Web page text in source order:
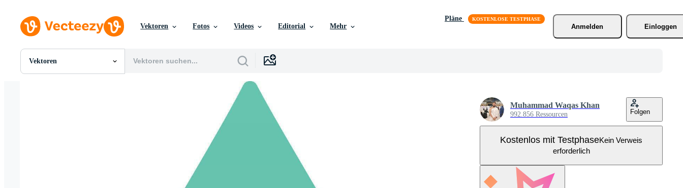
Vektoren Fotos Videos Editorial Mehr
Pläne
Anmelden
Einloggen
Vektoren
Alle Bilder
Muhammad Waqas Khan
992.856 Ressourcen Folgen
Kostenlos mit TestphaseKein Verweis
erforderlich